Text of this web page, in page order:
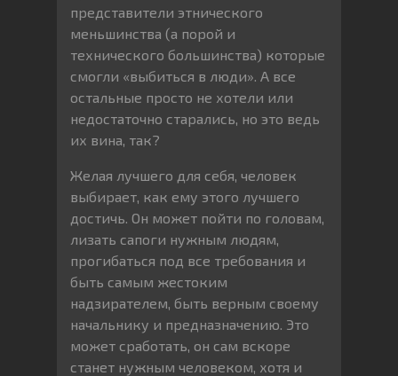
представители этнического
меньшинства (а порой и
технического большинства) которые
смогли «выбиться в люди». А все
остальные просто не хотели или
недостаточно старались, но это ведь
их вина, так?
Желая лучшего для себя, человек
выбирает, как ему этого лучшего
достичь. Он может пойти по головам,
лизать сапоги нужным людям,
прогибаться под все требования и
быть самым жестоким
надзирателем, быть верным своему
начальнику и предназначению. Это
может сработать, он сам вскоре
станет нужным человеком, хотя и